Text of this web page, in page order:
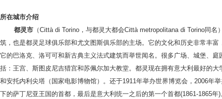
所在城市介绍
都灵市 （Città di Torino，与都灵大都会Città metropolitana di Torino同
筑，也是都灵足球俱乐部和尤文图斯俱乐部的主场。它的文化和历史非常丰
它的巴洛克、洛可可和新古典主义法式建筑而举世闻名。很多广场、城堡、
括：王宫、斯图皮尼吉猎宫和苏佩尔加大教堂。都灵现在拥有意大利最好的
和安托内利尖塔（国家电影博物馆）。还于1911年举办世界博览会，2006年
下的萨丁尼亚王国的首都，最后是意大利统一之后的第一个首都(1861-1865